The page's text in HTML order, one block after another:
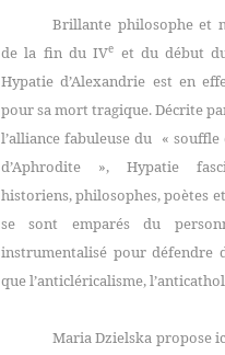
Brillante philosophe et
de la fin du IVe et du début
Hypatie d’Alexandrie est en
pour sa mort tragique.Décrite
l’alliance fabuleuse du « souffle
d’Aphrodite », Hypatie
historiens, philosophes, poètes
se sont emparés du
instrumentalisé pour défendre
que l’anticléricalisme,
Maria Dzielska propose